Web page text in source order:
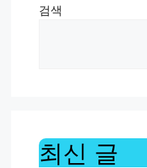
검색
최신 글